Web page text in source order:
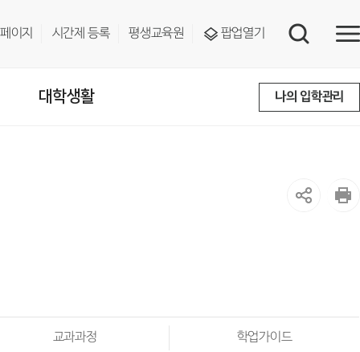
이지 시간제 등록 평생교육원 팝업열기
대학생활 나의 입학관리
교과과정 학업가이드